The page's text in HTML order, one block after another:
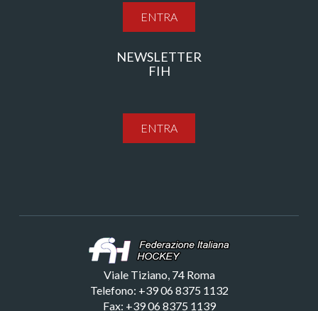
ENTRA
NEWSLETTER
FIH
ENTRA
Viale Tiziano, 74 Roma
Telefono: +39 06 8375 1132
Fax: +39 06 8375 1139